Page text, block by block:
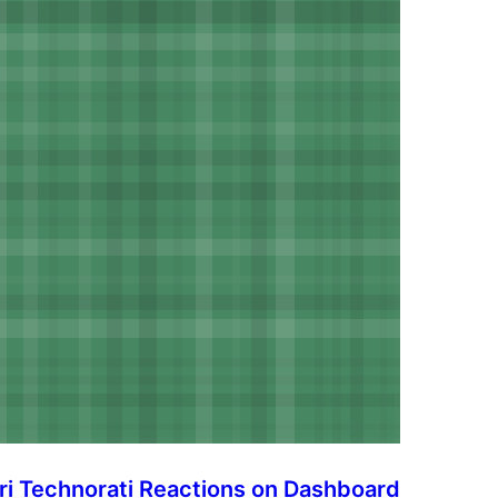
Technorati Reactions on Dashboard